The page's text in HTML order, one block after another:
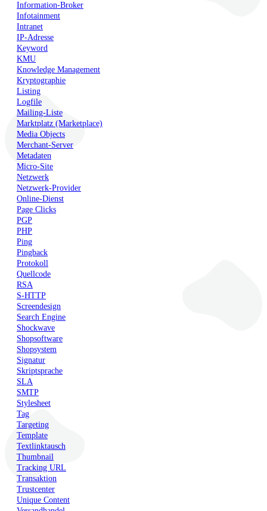
Information-Broker
Infotainment
Intranet
IP-Adresse
Keyword
KMU
Knowledge Management
Kryptographie
Listing
Logfile
Mailing-Liste
Marktplatz (Marketplace)
Media Objects
Merchant-Server
Metadaten
Micro-Site
Netzwerk
Netzwerk-Provider
Online-Dienst
Page Clicks
PGP
PHP
Ping
Pingback
Protokoll
Quellcode
RSA
S-HTTP
Screendesign
Search Engine
Shockwave
Shopsoftware
Shopsystem
Signatur
Skriptsprache
SLA
SMTP
Stylesheet
Tag
Targeting
Template
Textlinktausch
Thumbnail
Tracking URL
Transaktion
Trustcenter
Unique Content